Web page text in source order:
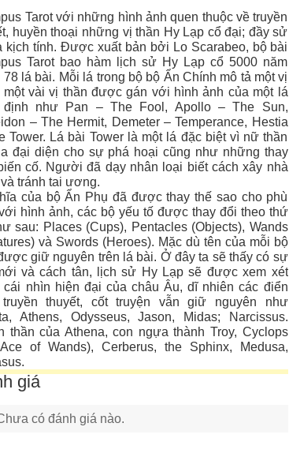
Tarot với những hình ảnh quen thuộc về truyền
huyền thoại những vị thần Hy Lạp cổ đại; đầy sử
kịch tính. Được xuất bản bởi Lo Scarabeo, bộ bài
Tarot bao hàm lịch sử Hy Lạp cổ 5000 năm
78 lá bài. Mỗi lá trong bộ bộ Ẩn Chính mô tả một vị
một vài vị thần được gán với hình ảnh của một lá
định như Pan – The Fool, Apollo – The Sun,
– The Hermit, Demeter – Temperance, Hestia
Tower. Lá bài Tower là một lá đặc biệt vì nữ thần
đại diện cho sự phá hoại cũng như những thay
cố. Người đã dạy nhân loại biết cách xây nhà
tránh tai ương.
của bộ Ẩn Phụ đã được thay thế sao cho phù
hình ảnh, các bộ yếu tố được thay đổi theo thứ
sau: Places (Cups), Pentacles (Objects), Wands
và Swords (Heroes). Mặc dù tên của mỗi bộ
giữ nguyên trên lá bài. Ở đây ta sẽ thấy có sự
và cách tân, lịch sử Hy Lạp sẽ được xem xét
nhìn hiện đại của châu Âu, dĩ nhiên các điển
thuyết, cốt truyện vẫn giữ nguyên như
Athens, Odysseus, Jason, Midas; Narcissus.
thần của Athena, con ngựa thành Troy, Cyclops
of Wands), Cerberus, the Sphinx, Medusa,
giá
có đánh giá nào.